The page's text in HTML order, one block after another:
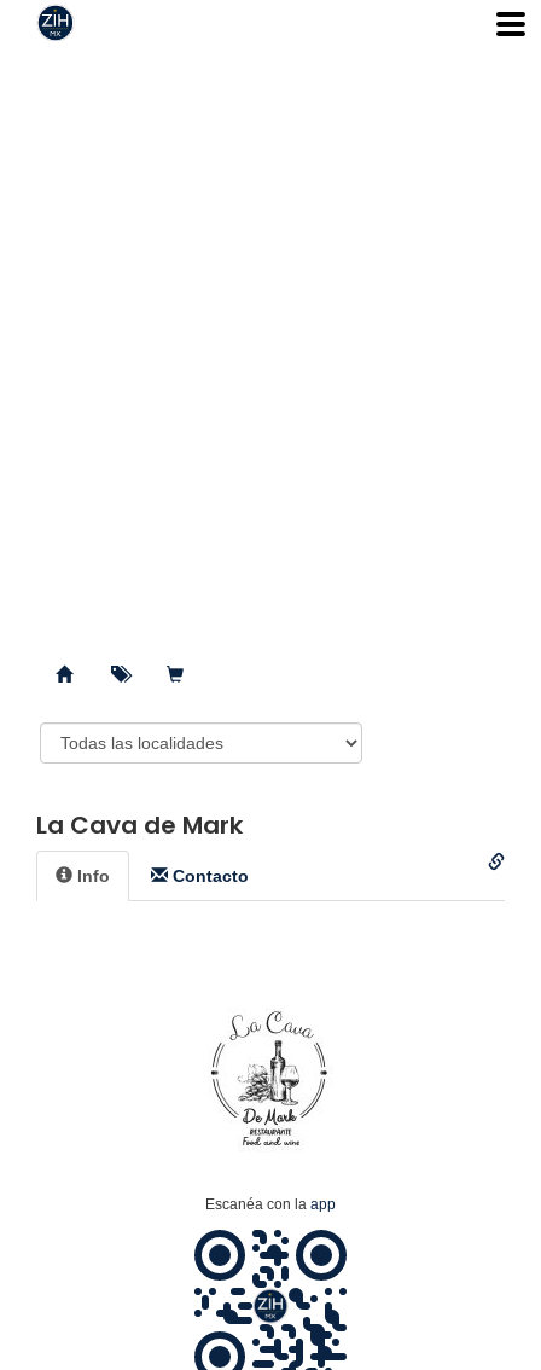
La Cava de Mark
Info Contacto️
Escanéa con la app